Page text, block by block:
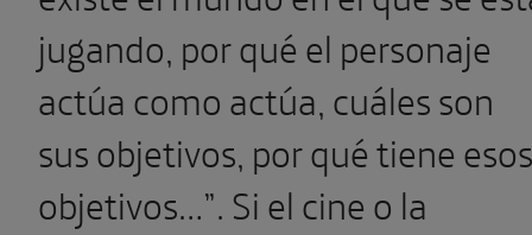
jugando, por qué el personaje
actúa como actúa, cuáles son
sus objetivos, por qué tiene esos
objetivos…”. Si el cine o la